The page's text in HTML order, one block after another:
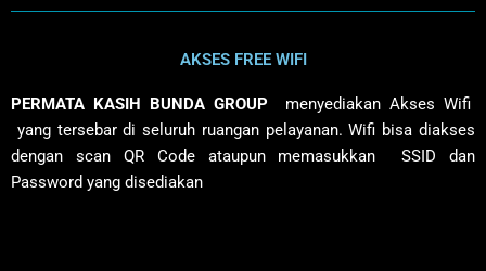
AKSES FREE WIFI
PERMATA KASIH BUNDA GROUP
menyediakan Akses Wifi
yang tersebar di seluruh ruangan pelayanan. Wifi bisa diakses
dengan scan QR Code ataupun memasukkan SSID dan
Password yang disediakan